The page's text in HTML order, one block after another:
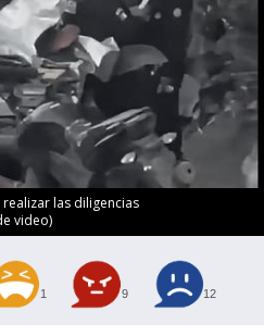
las diligencias
video)
1 9 12